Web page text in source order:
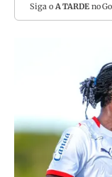
Siga o A TARDEno